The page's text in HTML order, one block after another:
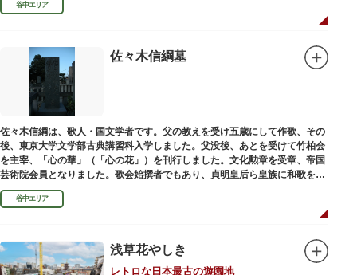
谷中エリア
佐々木信綱墓
佐々木信綱は、歌人・国文学者です。父の教えを受け五歳にして作歌、その
後、東京大学文学部古典講習科入学しました。父没後、あとを受けて竹柏会
を主宰、「心の華」（「心の花」）を刊行しました。文化勲章を受章、帝国
芸術院会員となりました。歌会始撰者でもあり、貞明皇后ら皇族に和歌を指
導しました。そのお墓は谷中霊園にあります。
谷中エリア
浅草花やしき
レトロな日本最古の遊園地